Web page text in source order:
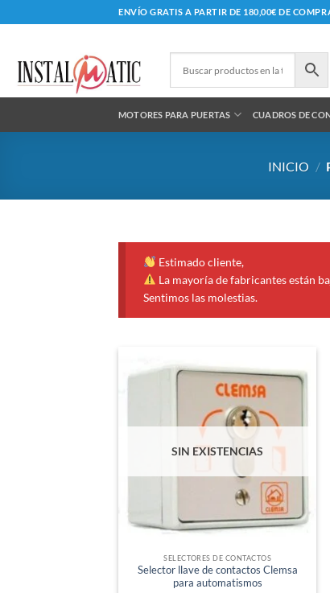
al
ENVÍO GRATIS A PARTIR DE 180,00€ DE
MOTORES PARA PUERTAS CUADROS DE
INICIO /
Estimado cliente,
La mayoría de fabricantes están
Sentimos las molestias.
SIN EXISTENCIAS
SELECTORES DE CONTACTOS
Selector llave de contactos Clemsa
para automatismos